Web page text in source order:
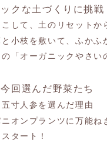
クな土づくりに挑戦
して、土のリセットか
小枝を敷いて、ふかふ
「オーガニックやさい
回選んだ野菜たち
寸人参を選んだ理由
オンプランツに万能ね
タート！